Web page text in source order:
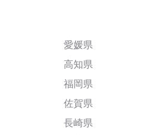
愛媛県
高知県
福岡県
佐賀県
長崎県